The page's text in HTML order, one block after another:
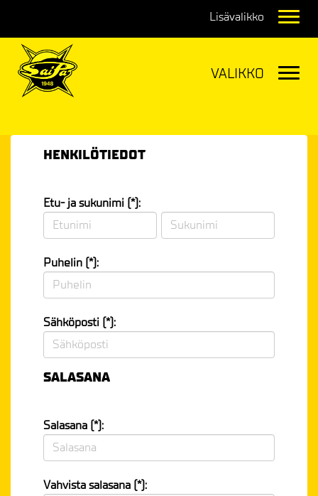
HENKILÖTIEDOT
Etu- ja sukunimi (*):
Puhelin (*):
Sähköposti (*):
SALASANA
Salasana (*):
Vahvista salasana (*):